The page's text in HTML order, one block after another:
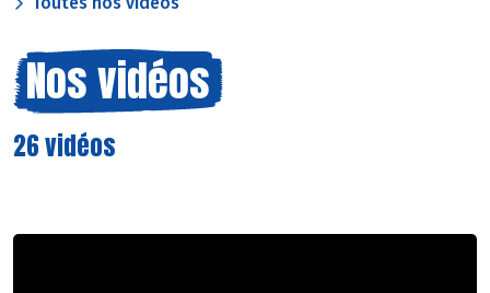
Nos vidéos
26 vidéos